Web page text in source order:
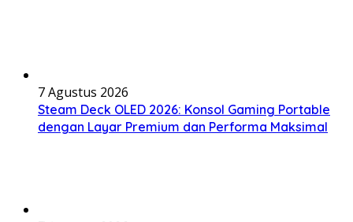
7 Agustus 2026
Steam Deck OLED 2026: Konsol Gaming Portable
dengan Layar Premium dan Performa Maksimal